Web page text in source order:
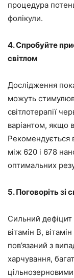
процедура
фолікули.
4. Спробуйте
світлом
Дослідження
можуть
світлотерапії
варіантом, якщо
Рекомендується
між 620 і 678
оптимальних
5. Поговоріть зі
Сильний
вітамін В,
пов’язаний з
харчування,